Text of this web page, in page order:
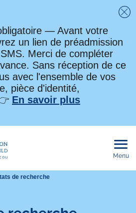
— Avant votre
un lien de préadmission
Merci de compléter
Sans réception de ce
avec l'ensemble de vos
pièce d'identité,
En savoir plus
Menu
de recherche